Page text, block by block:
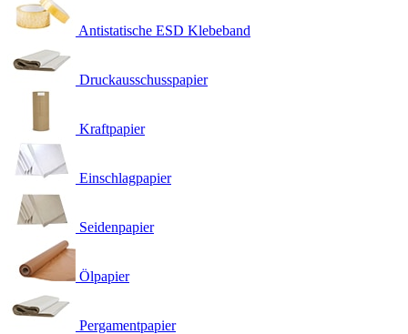
Antistatische ESD Klebeband
Druckausschusspapier
Kraftpapier
Einschlagpapier
Seidenpapier
Ölpapier
Pergamentpapier